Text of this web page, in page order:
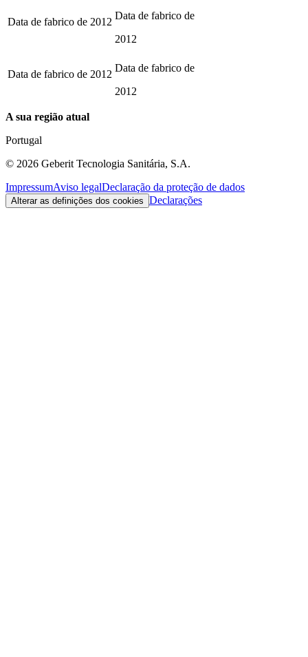
Data de fabrico de 2012
Data de fabrico de
2012
Data de fabrico de 2012
Data de fabrico de
2012
A sua região atual
Portugal
© 2026 Geberit Tecnologia Sanitária, S.A.
ImpressumAviso legalDeclaração da proteção de dados
Alterar as definições dos cookies Declarações